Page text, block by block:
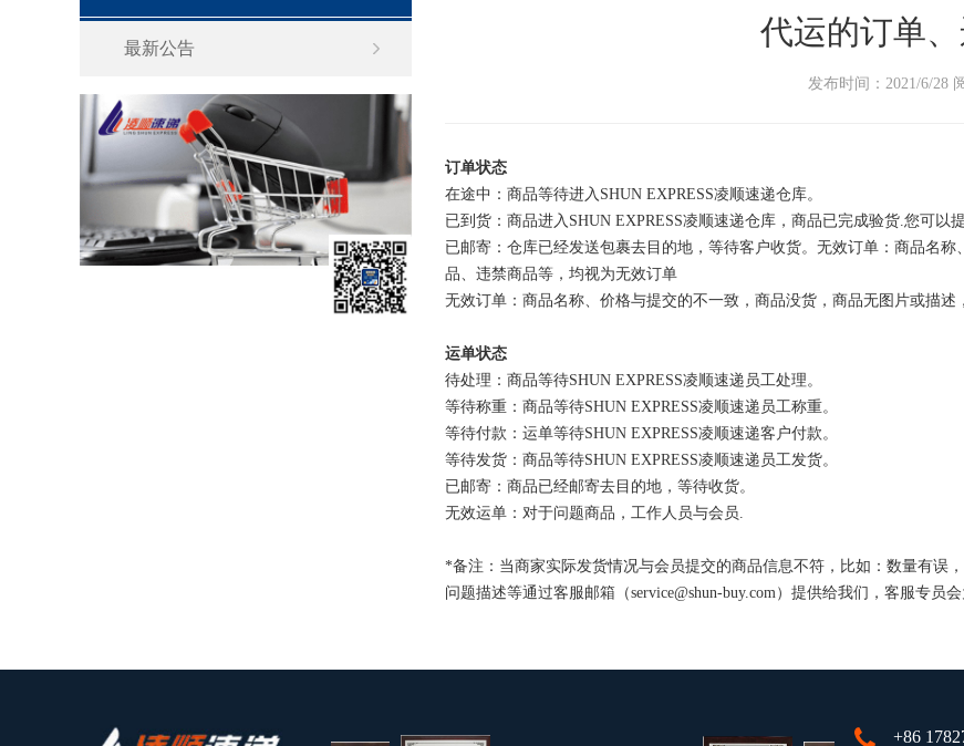
最新公告 代运的订单
发布时间：2021/6/28
订单状态
在途中：商品等待进入SHUN EXPRESS凌顺速递仓库。
已到货：商品进入SHUN EXPRESS凌顺速递仓库，商品已完成验货.您可以
已邮寄：仓库已经发送包裹去目的地，等待客户收货。无效订单：商品名
品、违禁商品等，均视为无效订单
无效订单：商品名称、价格与提交的不一致，商品没货，商品无图片或描
运单状态
待处理：商品等待SHUN EXPRESS凌顺速递员工处理。
等待称重：商品等待SHUN EXPRESS凌顺速递员工称重。
等待付款：运单等待SHUN EXPRESS凌顺速递客户付款。
等待发货：商品等待SHUN EXPRESS凌顺速递员工发货。
已邮寄：商品已经邮寄去目的地，等待收货。
无效运单：对于问题商品，工作人员与会员.
*备注：当商家实际发货情况与会员提交的商品信息不符，比如：数量有误
问题描述等通过客服邮箱（service@shun-buy.com）提供给我们，客服专员
+86